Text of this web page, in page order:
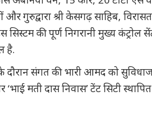
गुरुद्वारा श्री केसगढ़ साहिब,
की पूर्ण निगरानी मुख्य कंट्रोल
है.
दौरान संगत की भारी आमद को
‘भाई मती दास निवास’ टेंट सिटी